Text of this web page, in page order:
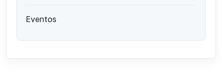
Eventos